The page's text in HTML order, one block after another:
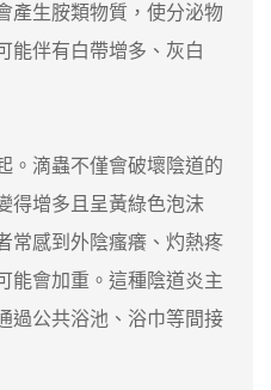
產生胺類物質，使分泌物
能伴有白帶增多、灰白
滴蟲不僅會破壞陰道的
得增多且呈黃綠色泡沫
常感到外陰瘙癢、灼熱疼
能會加重。這種陰道炎主
過公共浴池、浴巾等間接